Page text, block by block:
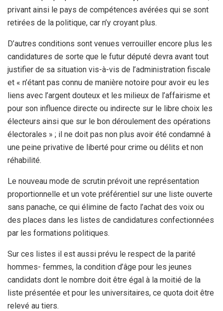
privant ainsi le pays de compétences avérées qui se sont
retirées de la politique, car n’y croyant plus.
D’autres conditions sont venues verrouiller encore plus les
candidatures de sorte que le futur député devra avant tout
justifier de sa situation vis-à-vis de l’administration fiscale
et « n’étant pas connu de manière notoire pour avoir eu les
liens avec l’argent douteux et les milieux de l’affairisme et
pour son influence directe ou indirecte sur le libre choix les
électeurs ainsi que sur le bon déroulement des opérations
électorales » ; il ne doit pas non plus avoir été condamné à
une peine privative de liberté pour crime ou délits et non
réhabilité.
Le nouveau mode de scrutin prévoit une représentation
proportionnelle et un vote préférentiel sur une liste ouverte
sans panache, ce qui élimine de facto l’achat des voix ou
des places dans les listes de candidatures confectionnées
par les formations politiques.
Sur ces listes il est aussi prévu le respect de la parité
hommes- femmes, la condition d’âge pour les jeunes
candidats dont le nombre doit être égal à la moitié de la
liste présentée et pour les universitaires, ce quota doit être
relevé au tiers.